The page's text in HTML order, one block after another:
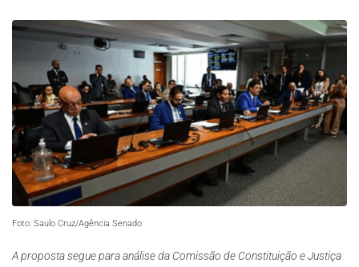
Foto: Saulo Cruz/Agência Senado
A proposta segue para análise da Comissão de Constituição e Justiça